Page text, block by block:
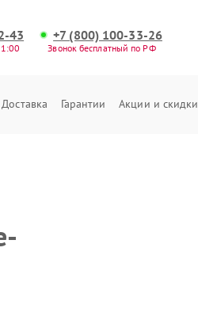
43 +7 (800) 100-33-26
Звонок бесплатный по РФ
Доставка Гарантии Акции и скидки